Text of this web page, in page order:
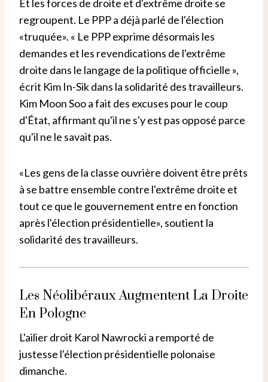
Et les forces de droite et d'extrême droite se
regroupent. Le PPP a déjà parlé de l'élection
«truquée». « Le PPP exprime désormais les
demandes et les revendications de l'extrême
droite dans le langage de la politique officielle »,
écrit Kim In-Sik dans la solidarité des travailleurs.
Kim Moon Soo a fait des excuses pour le coup
d'État, affirmant qu'il ne s'y est pas opposé parce
qu'il ne le savait pas.
«Les gens de la classe ouvrière doivent être prêts
à se battre ensemble contre l'extrême droite et
tout ce que le gouvernement entre en fonction
après l'élection présidentielle», soutient la
solidarité des travailleurs.
Les Néolibéraux Augmentent La Droite
En Pologne
L'ailier droit Karol Nawrocki a remporté de
justesse l'élection présidentielle polonaise
dimanche.